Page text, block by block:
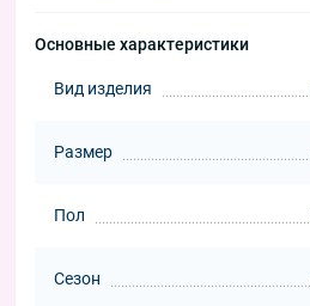
Основные характеристики
Вид изделия
Размер
Пол
Сезон